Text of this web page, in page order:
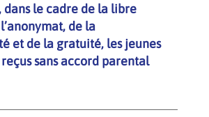
dans le cadre de la libre
de la
et de la gratuité, les jeunes
sans accord parental